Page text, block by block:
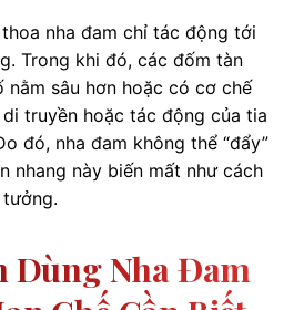
nha đam chỉ tác động tới
Trong khi đó, các đốm tàn
nằm sâu hơn hoặc có cơ chế
truyền hoặc tác động của tia
đó, nha đam không thể “đẩy”
nhang này biến mất như cách
Dùng Nha Đam